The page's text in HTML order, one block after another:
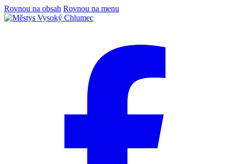
Rovnou na obsah Rovnou na menu